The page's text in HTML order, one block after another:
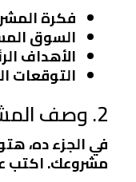
فكرة
السوق
الأهداف
التوقعات
2. وصف المشروع
في الجزء ده،
مشروعك. اكتب